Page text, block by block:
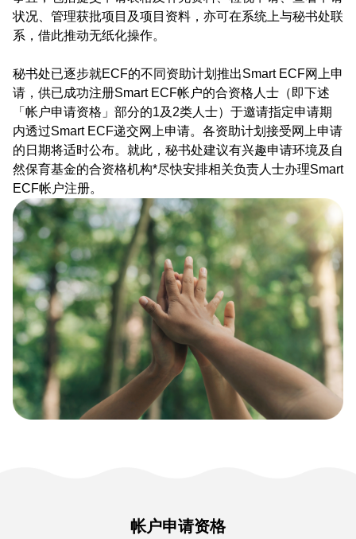
状况、管理获批项目及项目资料，亦可在系统上与秘书处联
系，借此推动无纸化操作。
秘书处已逐步就ECF的不同资助计划推出Smart ECF网上申
请，供已成功注册Smart ECF帐户的合资格人士（即下述
「帐户申请资格」部分的1及2类人士）于邀请指定申请期
内透过Smart ECF递交网上申请。各资助计划接受网上申请
的日期将适时公布。就此，秘书处建议有兴趣申请环境及自
然保育基金的合资格机构*尽快安排相关负责人士办理Smart
ECF帐户注册。
帐户申请资格
计划现正邀请申请：